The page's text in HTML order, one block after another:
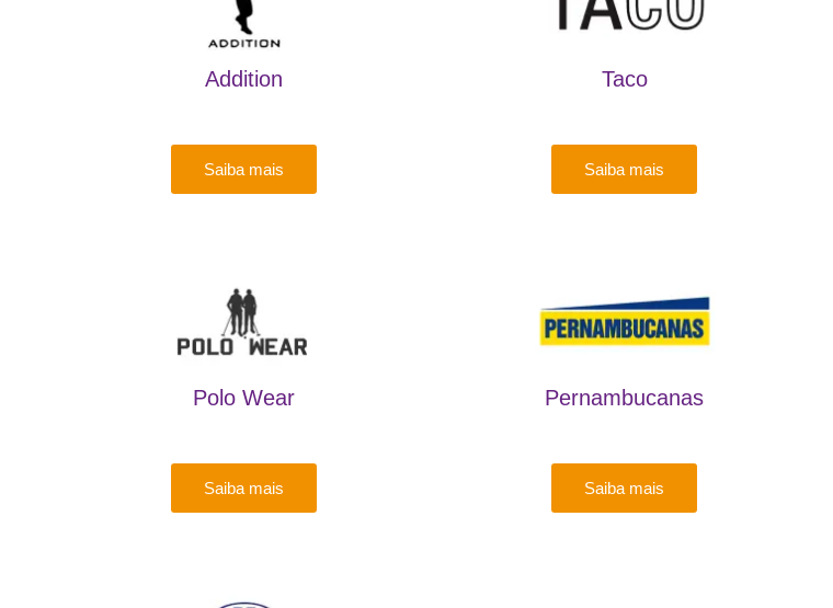
Addition
Saiba mais
Taco
Saiba mais
Polo Wear
Saiba mais
Pernambucanas
Saiba mais